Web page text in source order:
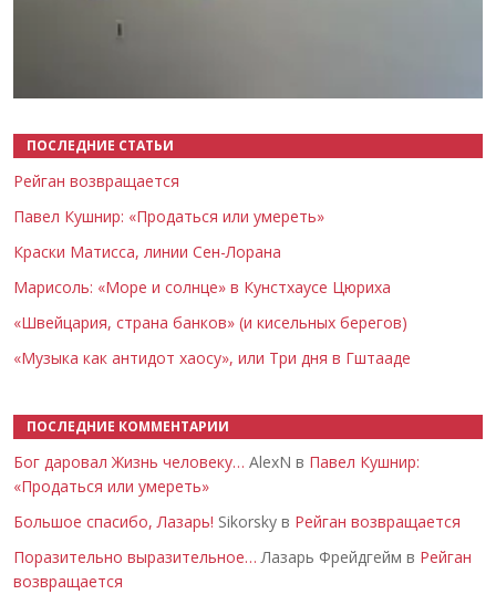
ПОСЛЕДНИЕ СТАТЬИ
Рейган возвращается
Павел Кушнир: «Продаться или умереть»
Краски Матисса, линии Сен-Лорана
Марисоль: «Море и солнце» в Кунстхаусе Цюриха
«Швейцария, страна банков» (и кисельных берегов)
«Музыка как антидот хаосу», или Три дня в Гштааде
ПОСЛЕДНИЕ КОММЕНТАРИИ
Бог даровал Жизнь человеку… AlexN в Павел Кушнир:
«Продаться или умереть»
Большое спасибо, Лазарь! Sikorsky в Рейган возвращается
Поразительно выразительное… Лазарь Фрейдгейм в Рейган
возвращается